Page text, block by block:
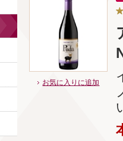
お気に入りに追加